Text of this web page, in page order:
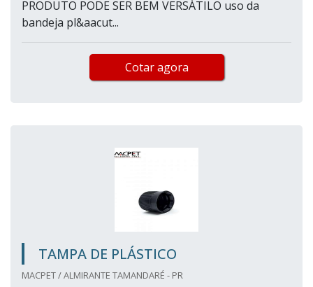
PRODUTO PODE SER BEM VERSÁTILO uso da
bandeja pl&aacut...
Cotar agora
TAMPA DE PLÁSTICO
MACPET / ALMIRANTE TAMANDARÉ - PR